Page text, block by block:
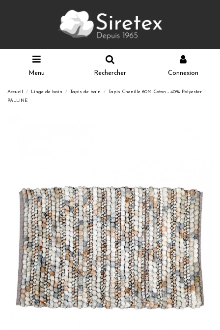
Menu Rechercher Connexion
Accueil Linge de bain Tapis de bain
Tapis Chenille 60% Coton - 40% Polyester
PALLINE